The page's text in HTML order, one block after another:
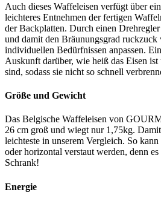
Auch dieses Waffeleisen verfügt über
leichteres Entnehmen der fertigen
der Backplatten. Durch einen
und damit den Bräunungsgrad ruckzuck
individuellen Bedürfnissen anpassen.
Auskunft darüber, wie heiß das Eisen
sind, sodass sie nicht so schnell
Größe und Gewicht
Das Belgische Waffeleisen von
26 cm groß und wiegt nur 1,75kg.
leichteste in unserem Vergleich. So
oder horizontal verstaut werden, denn
Schrank!
Energie